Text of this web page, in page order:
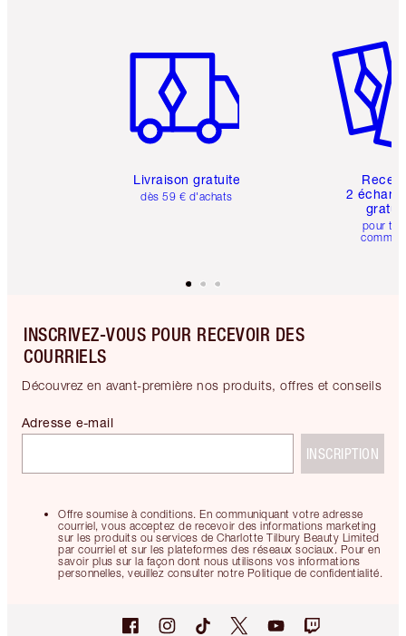
Livraison gratuite
dès 59 € d'achats
2
pour
INSCRIVEZ-VOUS POUR RECEVOIR DES
COURRIELS
Découvrez en avant-première nos produits, offres et conseils
Offre soumise à conditions. En communiquant votre adresse
courriel, vous acceptez de recevoir des informations marketing
sur les produits ou services de Charlotte Tilbury Beauty Limited
par courriel et sur les plateformes des réseaux sociaux. Pour en
savoir plus sur la façon dont nous utilisons vos informations
personnelles, veuillez consulter notre Politique de confidentialité.
Adresse e-mail
INSCRIPTION